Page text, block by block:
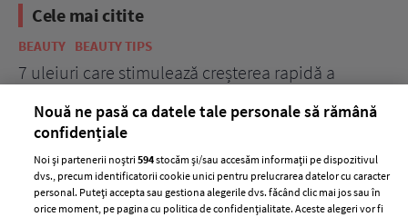
Cele mai citite
BEAUTY BEAUTY TIPS
7 uleiuri care stimulează creșterea rapidă a
Nouă ne pasă ca datele tale personale să rămână
confidențiale
Noi și partenerii noștri594stocăm și/sau accesăm informații pe dispozitivul
dvs., precum identificatorii cookie unici pentru prelucrarea datelor cu caracter
personal. Puteți accepta sau gestiona alegerile dvs. făcând clic mai jos sau în
orice moment, pe pagina cu politica de confidențialitate. Aceste alegeri vor fi